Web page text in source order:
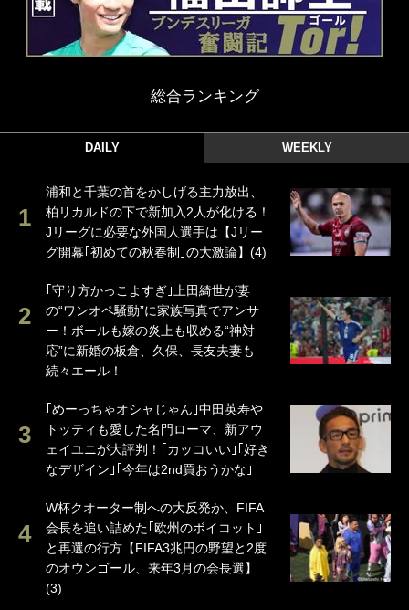
総合ランキング
DAILY WEEKLY
浦和と千葉の首をかしげる主力放出、
柏リカルドの下で新加入2人が化ける！
Jリーグに必要な外国人選手は【Jリー
グ開幕｢初めての秋春制｣の大激論】(4)
｢守り方かっこよすぎ｣上田綺世が妻
の“ワンオペ騒動”に家族写真でアンサ
ー！ボールも嫁の炎上も収める“神対
応”に新婚の板倉、久保、長友夫妻も
続々エール！
｢めーっちゃオシャじゃん｣中田英寿や
トッティも愛した名門ローマ、新アウ
ェイユニが大評判！｢カッコいい｣｢好き
なデザイン｣｢今年は2nd買おうかな｣
W杯クオーター制への大反発か、FIFA
会長を追い詰めた｢欧州のボイコット｣
と再選の行方【FIFA3兆円の野望と2度
のオウンゴール、来年3月の会長選】
(3)